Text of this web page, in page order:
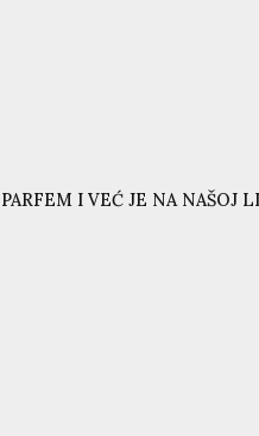
I VEĆ JE NA NAŠOJ